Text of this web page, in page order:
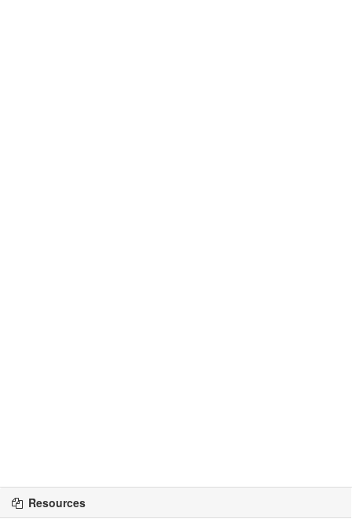
Resources